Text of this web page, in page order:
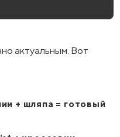
актуальным. Вот
+ шляпа = готовый